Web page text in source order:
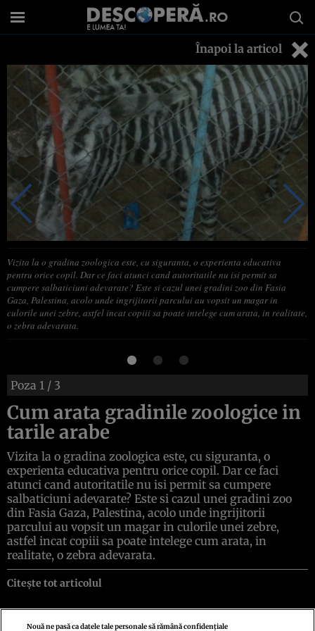
Înapoi la articol
Vizita la o gradina zoologica este, cu siguranta, o experienta educativa
pentru orice copil. Dar ce faci atunci cand autoritatile nu isi permit sa
cumpere salbaticiuni adevarate? Este si cazul unei gradini zoo din Fasia
Gaza, Palestina, acolo unde ingrijitorii parcului au vopsit un magar in
culorile unei zebre, astfel incat copiii sa poate intelege cum arata, in realitate,
o zebra adevarata.
Poza 1 / 3
Cum arata gradinile zoologice in
tarile arabe
Vizita la o gradina zoologica este, cu siguranta, o
experienta educativa pentru orice copil. Dar ce faci
atunci cand autoritatile nu isi permit sa cumpere
salbaticiuni adevarate? Este si cazul unei gradini zoo
din Fasia Gaza, Palestina, acolo unde ingrijitorii
parcului au vopsit un magar in culorile unei zebre,
astfel incat copiii sa poate intelege cum arata, in
realitate, o zebra adevarata.
Citește tot articolul
Nouă ne pasă ca datele tale personale să rămână confidențiale